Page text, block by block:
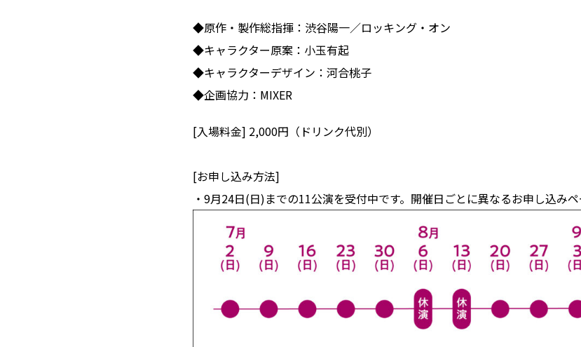
◆原作・製作総指揮：渋谷陽一／ロッキング・オン
◆キャラクター原案：小玉有起
◆キャラクターデザイン：河合桃子
◆企画協力：MIXER
[入場料金] 2,000円（ドリンク代別）
[お申し込み方法]
・9月24日(日)までの11公演を受付中です。開催日ごとに異なるお申し込み